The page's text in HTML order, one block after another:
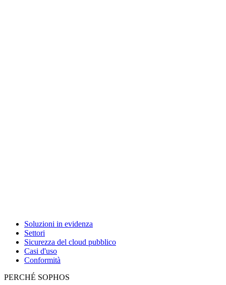
Soluzioni in evidenza
Settori
Sicurezza del cloud pubblico
Casi d'uso
Conformità
PERCHÉ SOPHOS